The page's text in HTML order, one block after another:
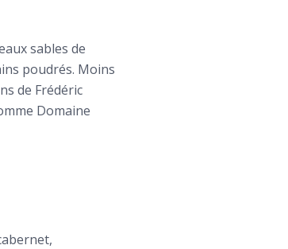
sables de
poudrés. Moins
de Frédéric
Domaine